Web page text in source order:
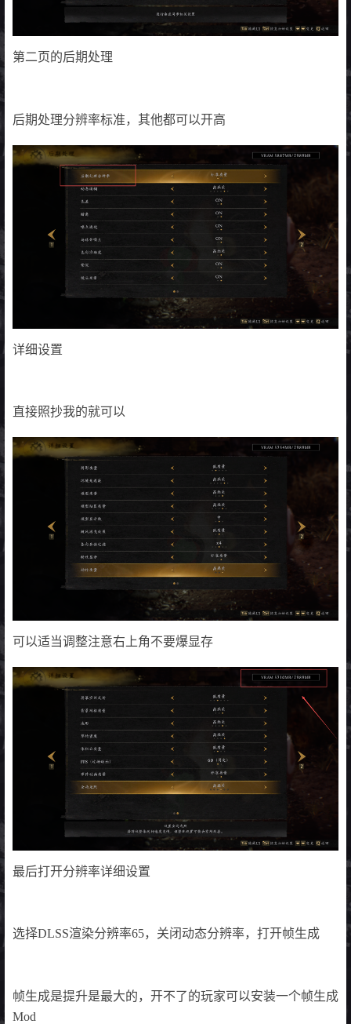
第二页的后期处理
后期处理分辨率标准，其他都可以开高
详细设置
直接照抄我的就可以
可以适当调整注意右上角不要爆显存
最后打开分辨率详细设置
选择DLSS渲染分辨率65，关闭动态分辨率，打开帧生成
帧生成是提升是最大的，开不了的玩家可以安装一个帧生成
Mod